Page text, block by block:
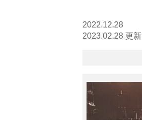
2022.12.28
2023.02.28 更新